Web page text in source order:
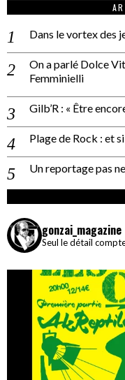
Dans le vortex des
On a parlé Dolce
Femminielli
Gilb’R : « Être
Plage de Rock : et
Un reportage pas
gonzai_magazine
Seul le détail